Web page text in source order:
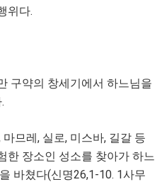
위다.
구약의 창세기에서 하느님을
므레, 실로, 미스바, 길갈 등
한 장소인 성소를 찾아가 하느
바쳤다(신명26,1-10. 1사무